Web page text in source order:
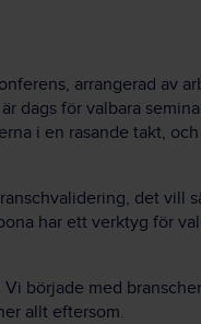
arrangerad av
dags för valbara
i en rasande takt,
det vill
har ett verktyg för
började med
allt eftersom.